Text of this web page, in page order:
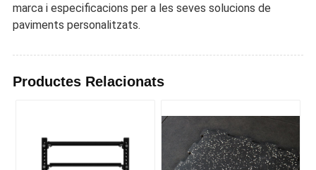
marca i especificacions per a les seves solucions de
paviments personalitzats.
Productes Relacionats